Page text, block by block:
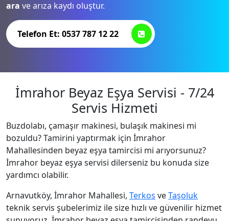
ara ve arıza kaydı oluştur.
Telefon Et: 0537 787 12 22
İmrahor Beyaz Eşya Servisi - 7/24
Servis Hizmeti
Buzdolabı, çamaşır makinesi, bulaşık makinesi mi
bozuldu? Tamirini yaptırmak için İmrahor
Mahallesinden beyaz eşya tamircisi mi arıyorsunuz?
İmrahor beyaz eşya servisi dilerseniz bu konuda size
yardımcı olabilir.
Arnavutköy, İmrahor Mahallesi, Terkos veTaşoluk
teknik servis şubelerimiz ile size hızlı ve güvenilir hizmet